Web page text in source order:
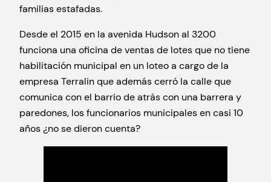
familias estafadas.
Desde el 2015 en la avenida Hudson al 3200
funciona una oficina de ventas de lotes que no tiene
habilitación municipal en un loteo a cargo de la
empresa Terralin que además cerró la calle que
comunica con el barrio de atrás con una barrera y
paredones, los funcionarios municipales en casi 10
años ¿no se dieron cuenta?